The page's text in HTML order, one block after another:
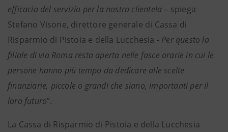
efficacia del servizio per la nostra clientela – spiega
Stefano Visone, direttore generale di Cassa di
Risparmio di Pistoia e della Lucchesia - Per questo la
filiale di via Roma resta aperta nelle fasce orarie in cui le
persone hanno più tempo da dedicare alle scelte
finanziarie, piccole o grandi che siano, importanti per il
loro futuro”.
La Cassa di Risparmio di Pistoia e della Lucchesia